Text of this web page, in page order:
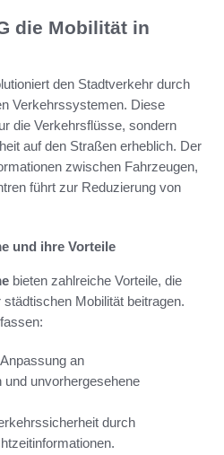
die Mobilität in
den Stadtverkehr durch
Verkehrssystemen. Diese
die Verkehrsflüsse, sondern
auf den Straßen erheblich. Der
zwischen Fahrzeugen,
führt zur Reduzierung von
und ihre Vorteile
bieten zahlreiche Vorteile, die
Mobilität beitragen.
an
und unvorhergesehene
durch